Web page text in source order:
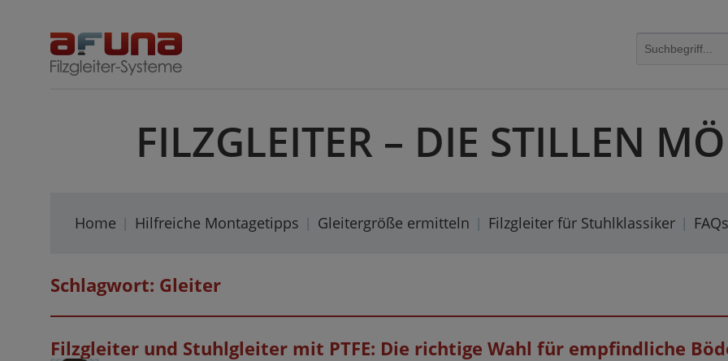
FILZGLEITER – DIE STILLEN
Home Hilfreiche Montagetipps Gleitergröße ermitteln Filzgleiter für Stuhlklassiker FAQs
Schlagwort: Gleiter
Filzgleiter und Stuhlgleiter mit PTFE: Die richtige Wahl für empfindliche